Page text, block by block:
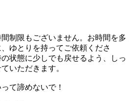
制限もございません。お時間を多
、ゆとりを持ってご依頼くださ
状態に少しでも戻せるよう、しっ
いただきます。
て諦めないで！